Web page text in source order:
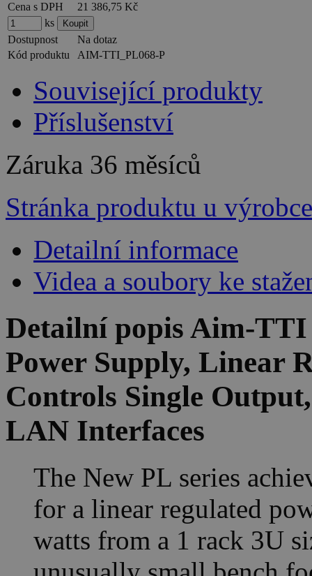
Cena s DPH
21 386,75 Kč
ks
Dostupnost
Na dotaz
Kód produktu
AIM-TTI_PL068-P
Související produkty
Příslušenství
Záruka 36 měsíců
Stránka produktu u výrobce
Detailní informace
Videa a soubory ke
Detailní popis Aim-TTI
Power Supply, Linear
Controls Single
LAN Interfaces
The New PL series
for a linear regulated
watts from a 1 rack 3U